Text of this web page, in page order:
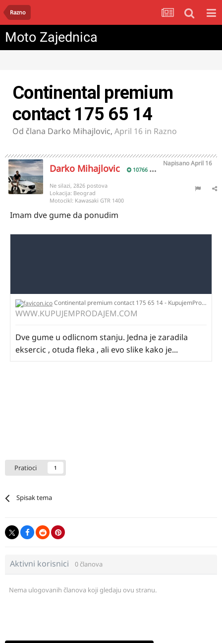
Razno
Moto Zajednica
Continental premium
contact 175 65 14
Od člana Darko Mihajlovic, April 16 in Razno
Darko Mihajlovic 10766
NapisanoApril 16
Ne silazi, 2826 postova
Lokacija: Beograd
Motocikl: Kawasaki GTR 1400
Imam dve gume da ponudim
Continental premium contact 175 65 14 - KupujemProdajem
WWW.KUPUJEMPRODAJEM.COM
Dve gume u odlicnom stanju. Jedna je zaradila
eksercic , otuda fleka , ali evo slike kako je...
Pratioci 1
Spisak tema
Aktivni korisnici 0 članova
Nema ulogovanih članova koji gledaju ovu stranu.